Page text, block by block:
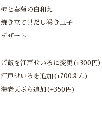
柿と春菊の白和え
焼き立て‼︎だし巻き玉子
デザート
ご飯を江戸せいろに変更(+300円）
江戸せいろを追加(+700えん)
海老天ぷら追加(+350円)